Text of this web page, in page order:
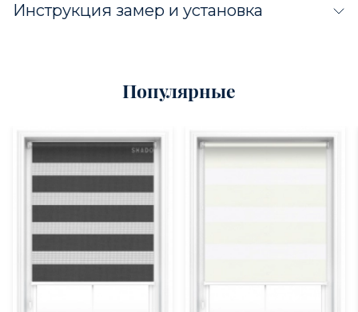
Инструкция замер и установка
Популярные